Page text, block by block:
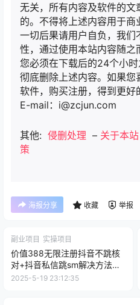
无关，所有内容及软件的文
的。不得将上述内容用于商
一切后果请用户自负，我们
性，通过使用本站内容随之
您必须在下载后的24个小
彻底删除上述内容。如果您
软件，购买注册，得到更
E-mail：i@zcjun.com
其他: 侵删处理 – 关于本站
策
海报分享 收藏 举报
副业项目 实操项目
价值388无限注册抖音不跳核
对+抖音私信跳sm解决方法，
5月最新抖音跳核对技术
2025-5-19 23:12:35